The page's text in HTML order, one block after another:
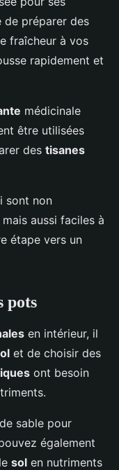
de préparer des
fraîcheur à vos
rapidement et
médicinale
être utilisées
des tisanes
sont non
mais aussi faciles à
étape vers un
pots
en intérieur, il
et de choisir des
ont besoin
sable pour
également
sol en nutriments